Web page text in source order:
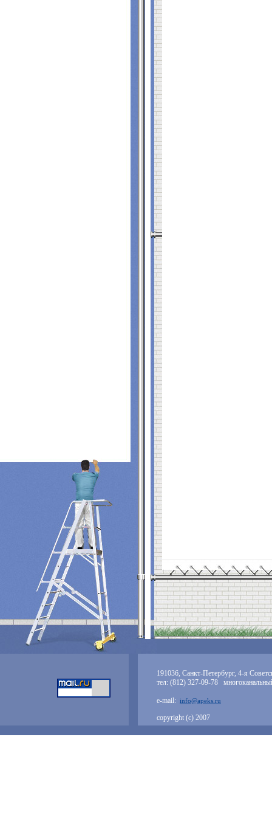
191036, Санкт-Петербург, 4-я
тел: (812) 327-09-78
e-mail: info@apeks.ru
copyright (с) 2007